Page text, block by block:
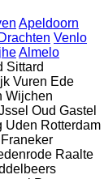
Apeldoorn
Drachten Venlo
Almelo
Sittard
Vuren Ede
Wijchen
Oud Gastel
Uden Rotterdam
Franeker
Raalte